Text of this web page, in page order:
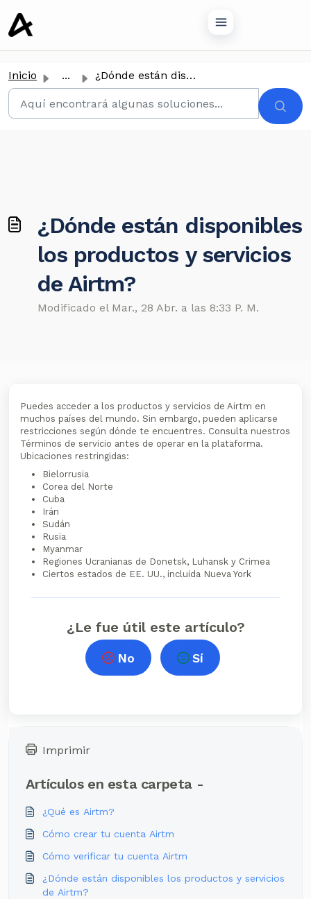
principal
Inicio ... ¿Dónde están disponibles los productos y servicios de Airtm?
¿Dónde están disponibles
los productos y servicios
de Airtm?
Modificado el Mar., 28 Abr. a las 8:33 P. M.
Puedes acceder a los productos y servicios de Airtm en
muchos países del mundo. Sin embargo, pueden aplicarse
restricciones según dónde te encuentres. Consulta nuestros
Términos de servicio antes de operar en la plataforma.
Ubicaciones restringidas:
Bielorrusia
Corea del Norte
Cuba
Irán
Sudán
Rusia
Myanmar
Regiones Ucranianas de Donetsk, Luhansk y Crimea
Ciertos estados de EE. UU., incluida Nueva York
¿Le fue útil este artículo?
No Sí
Imprimir
Artículos en esta carpeta -
¿Qué es Airtm?
Cómo crear tu cuenta Airtm
Cómo verificar tu cuenta Airtm
¿Dónde están disponibles los productos y servicios
de Airtm?